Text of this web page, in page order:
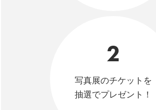
2
写真展のチケットを
抽選でプレゼント！